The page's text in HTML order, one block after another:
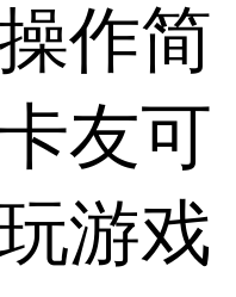
作简
友可
游戏